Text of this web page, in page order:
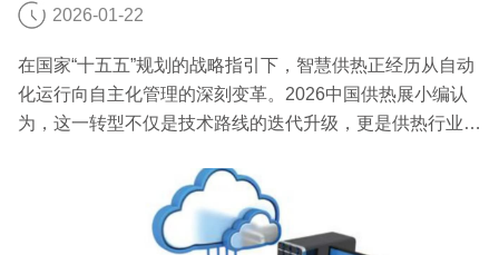
2026-01-22
在国家“十五五”规划的战略指引下，智慧供热正经历从自动
化运行向自主化管理的深刻变革。2026中国供热展小编认
为，这一转型不仅是技术路线的迭代升级，更是供热行业实